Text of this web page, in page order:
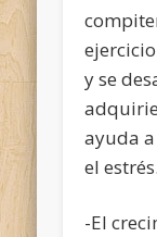
y se
ayuda
el estrés.
-El